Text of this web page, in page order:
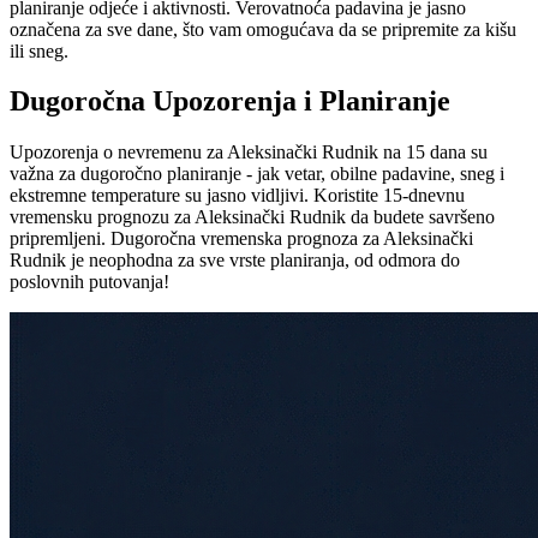
planiranje odjeće i aktivnosti. Verovatnoća padavina je jasno
označena za sve dane, što vam omogućava da se pripremite za kišu
ili sneg.
Dugoročna Upozorenja i Planiranje
Upozorenja o nevremenu za Aleksinački Rudnik na 15 dana su
važna za dugoročno planiranje - jak vetar, obilne padavine, sneg i
ekstremne temperature su jasno vidljivi. Koristite 15-dnevnu
vremensku prognozu za Aleksinački Rudnik da budete savršeno
pripremljeni. Dugoročna vremenska prognoza za Aleksinački
Rudnik je neophodna za sve vrste planiranja, od odmora do
poslovnih putovanja!